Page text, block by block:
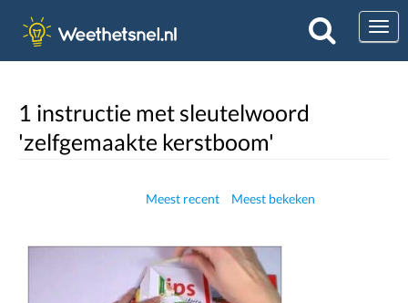
1 instructie met sleutelwoord
'zelfgemaakte kerstboom'
Meest recent Meest bekeken